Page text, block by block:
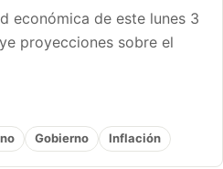
económica de este lunes 3
proyecciones sobre el
Gobierno Inflación